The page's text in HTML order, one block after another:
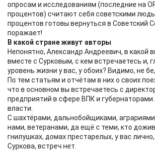
опросам и исследованиям (последние на
процентов) считают себя советскими
процентов готовы вернуться в Советский
поражает!
В какой стране живут авторы
Непонятно, Александр Андреевич, в какой
вместе с Сурковым, с кем встречаетесь и,
уровень жизни у вас, у обоих? Видимо, не
По тем статьям и отчётам в них о своих
что в основном вы встречаетесь с
предприятий в сфере ВПК и
власти.
С шахтёрами, дальнобойщиками,
нами, ветеранами, да ещё с теми, кто
гнилушках, домах престарелых, у вас
Суркова, встреч нет.